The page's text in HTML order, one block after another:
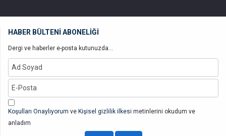
HABER BÜLTENİ ABONELİĞİ
Dergi ve haberler e-posta kutunuzda...
Koşulları Onaylıyorum ve Kişisel gizlilik ilkesi metinlerini okudum ve
anladım